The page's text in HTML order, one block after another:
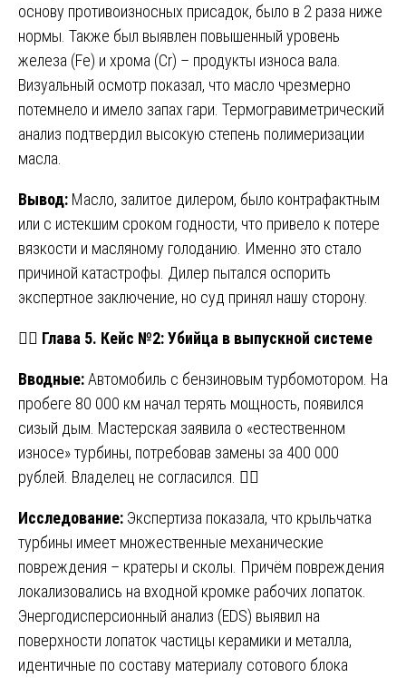
основу противоизносных присадок, было в 2 раза ниже
нормы. Также был выявлен повышенный уровень
железа (Fe) и хрома (Cr) – продукты износа вала.
Визуальный осмотр показал, что масло чрезмерно
потемнело и имело запах гари. Термогравиметрический
анализ подтвердил высокую степень полимеризации
масла.
Вывод: Масло, залитое дилером, было контрафактным
или с истекшим сроком годности, что привело к потере
вязкости и масляному голоданию. Именно это стало
причиной катастрофы. Дилер пытался оспорить
экспертное заключение, но суд принял нашу сторону.
👨‍⚖️ Глава 5. Кейс №2: Убийца в выпускной системе
Вводные:Автомобиль с бензиновым турбомотором. На
пробеге 80 000 км начал терять мощность, появился
сизый дым. Мастерская заявила о «естественном
износе» турбины, потребовав замены за 400 000
рублей. Владелец не согласился. 🕵️‍♂️
Исследование: Экспертиза показала, что крыльчатка
турбины имеет множественные механические
повреждения – кратеры и сколы. Причём повреждения
локализовались на входной кромке рабочих лопаток.
Энергодисперсионный анализ (EDS) выявил на
поверхности лопаток частицы керамики и металла,
идентичные по составу материалу сотового блока